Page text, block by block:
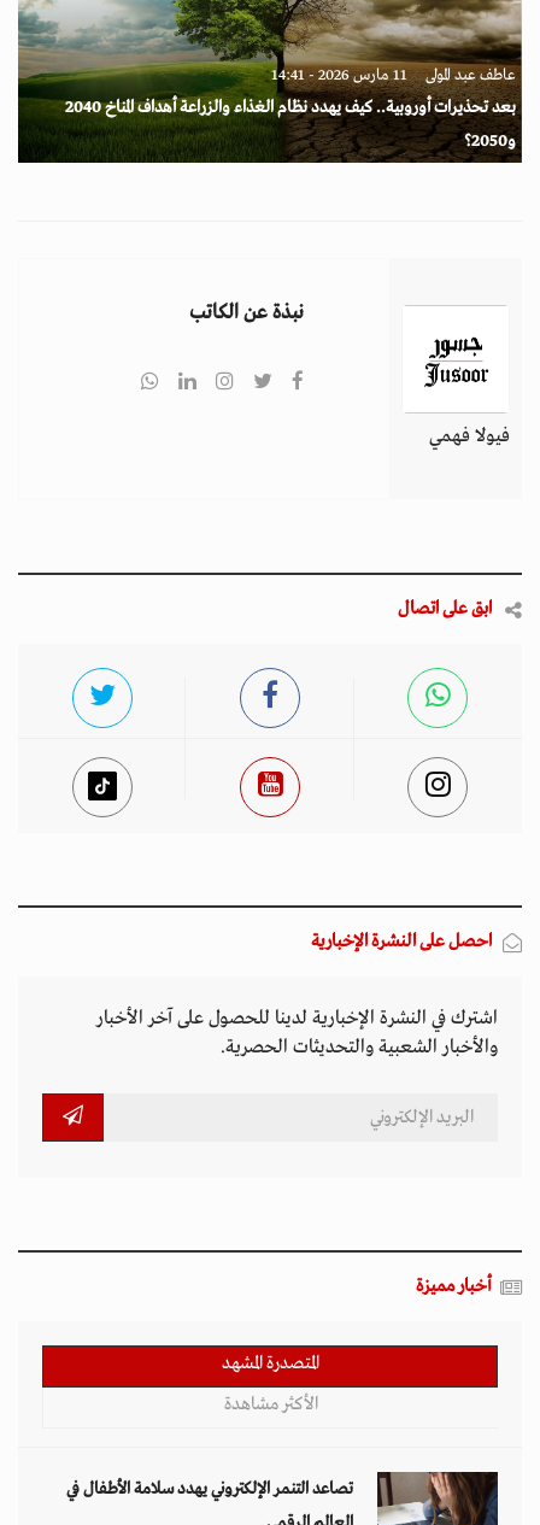
عاطف عبد المولى 11 مارس 2026 - 14:41
بعد تحذيرات أوروبية.. كيف يهدد نظام الغذاء والزراعة أهداف المناخ 2040
و2050؟
فيولا فهمي
نبذة عن الكاتب
ابق على اتصال
احصل على النشرة الإخبارية
اشترك في النشرة الإخبارية لدينا للحصول على آخر الأخبار
والأخبار الشعبية والتحديثات الحصرية.
أخبار مميزة
المتصدرة المشهد
الأكثر مشاهدة
تصاعد التنمر الإلكتروني يهدد سلامة الأطفال في